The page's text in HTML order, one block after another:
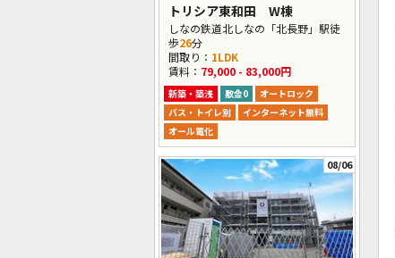
トリシア東和田 W棟
しなの鉄道北しなの「北長野」駅徒
歩26分
間取り： 1LDK
賃料： 79,000 - 83,000円
新築・築浅 敷金0
オートロック
バス・トイレ別
インターネット無料
オール電化
08/06